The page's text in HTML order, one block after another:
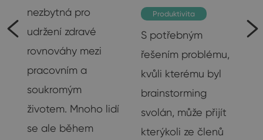
nezbytná pro
udržení zdravé
rovnováhy mezi
pracovním a
soukromým
životem. Mnoho lidí
se ale během
Produktivita
S potřebným
řešením problému,
kvůli kterému byl
brainstorming
svolán, může přijít
kterýkoli ze členů